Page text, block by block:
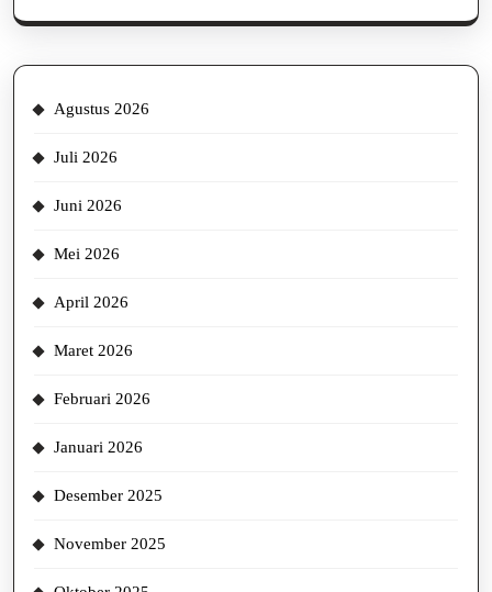
Agustus 2026
Juli 2026
Juni 2026
Mei 2026
April 2026
Maret 2026
Februari 2026
Januari 2026
Desember 2025
November 2025